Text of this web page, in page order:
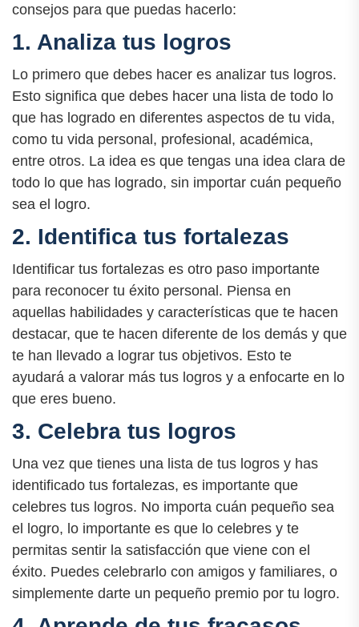
consejos para que puedas hacerlo:
1. Analiza tus logros
Lo primero que debes hacer es analizar tus logros.
Esto significa que debes hacer una lista de todo lo
que has logrado en diferentes aspectos de tu vida,
como tu vida personal, profesional, académica,
entre otros. La idea es que tengas una idea clara de
todo lo que has logrado, sin importar cuán pequeño
sea el logro.
2. Identifica tus fortalezas
Identificar tus fortalezas es otro paso importante
para reconocer tu éxito personal. Piensa en
aquellas habilidades y características que te hacen
destacar, que te hacen diferente de los demás y que
te han llevado a lograr tus objetivos. Esto te
ayudará a valorar más tus logros y a enfocarte en lo
que eres bueno.
3. Celebra tus logros
Una vez que tienes una lista de tus logros y has
identificado tus fortalezas, es importante que
celebres tus logros. No importa cuán pequeño sea
el logro, lo importante es que lo celebres y te
permitas sentir la satisfacción que viene con el
éxito. Puedes celebrarlo con amigos y familiares, o
simplemente darte un pequeño premio por tu logro.